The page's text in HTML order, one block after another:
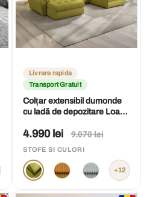
Livrare rapida
Transport Gratuit
Colțar extensibil dumonde
cu ladă de depozitare Loana
Preț
de
vânzare
4.990 lei
Preț
9.070 lei
STOFE SI CULORI
+12